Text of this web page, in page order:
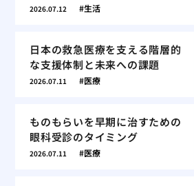
2026.07.12 生活
日本の救急医療を支える階層的
な支援体制と未来への課題
2026.07.11 医療
ものもらいを早期に治すための
眼科受診のタイミング
2026.07.11 医療